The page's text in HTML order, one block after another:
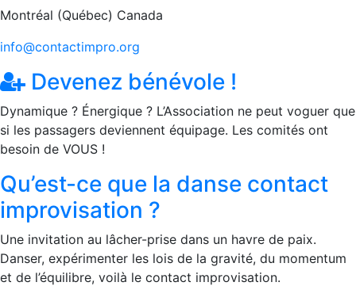
Montréal (Québec) Canada
info@contactimpro.org
Devenez bénévole !
Dynamique ? Énergique ? L’Association ne peut voguer que
si les passagers deviennent équipage. Les comités ont
besoin de VOUS !
Qu’est-ce que la danse contact
improvisation ?
Une invitation au lâcher-prise dans un havre de paix.
Danser, expérimenter les lois de la gravité, du momentum
et de l’équilibre, voilà le contact improvisation.